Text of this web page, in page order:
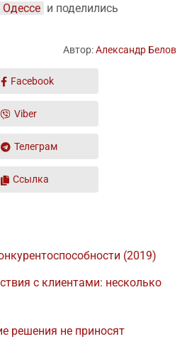
и поделились
Автор:Александр Белов
Facebook
Viber
Телеграм
Ссылка
(2019)
с клиентами: несколько
решения не приносят